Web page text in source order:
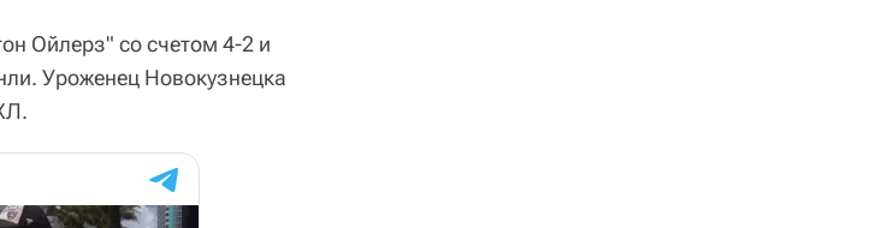
Ойлерз" со счетом 4-2 и
Уроженец Новокузнецка